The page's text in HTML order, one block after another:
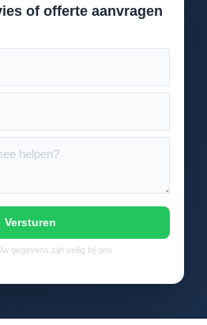
of offerte aanvragen
Versturen
gegevens zijn veilig bij ons.